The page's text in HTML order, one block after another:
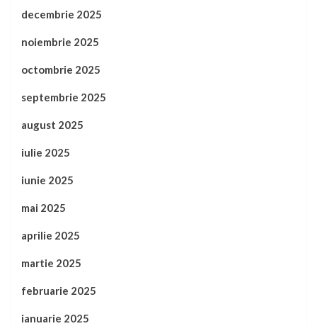
decembrie 2025
noiembrie 2025
octombrie 2025
septembrie 2025
august 2025
iulie 2025
iunie 2025
mai 2025
aprilie 2025
martie 2025
februarie 2025
ianuarie 2025